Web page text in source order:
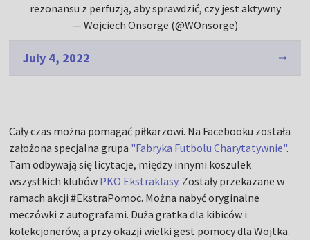
rezonansu z perfuzją, aby sprawdzić, czy jest aktywny
— Wojciech Onsorge (@WOnsorge)
July 4, 2022
Cały czas można pomagać piłkarzowi. Na Facebooku została
założona specjalna grupa "Fabryka Futbolu Charytatywnie".
Tam odbywają się licytacje, między innymi koszulek
wszystkich klubów PKO Ekstraklasy. Zostały przekazane w
ramach akcji #EkstraPomoc. Można nabyć oryginalne
meczówki z autografami. Duża gratka dla kibiców i
kolekcjonerów, a przy okazji wielki gest pomocy dla Wojtka.